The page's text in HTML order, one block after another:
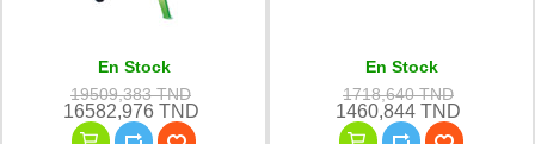
En Stock
19509,383 TND
16582,976 TND
En Stock
1718,640 TND
1460,844 TND